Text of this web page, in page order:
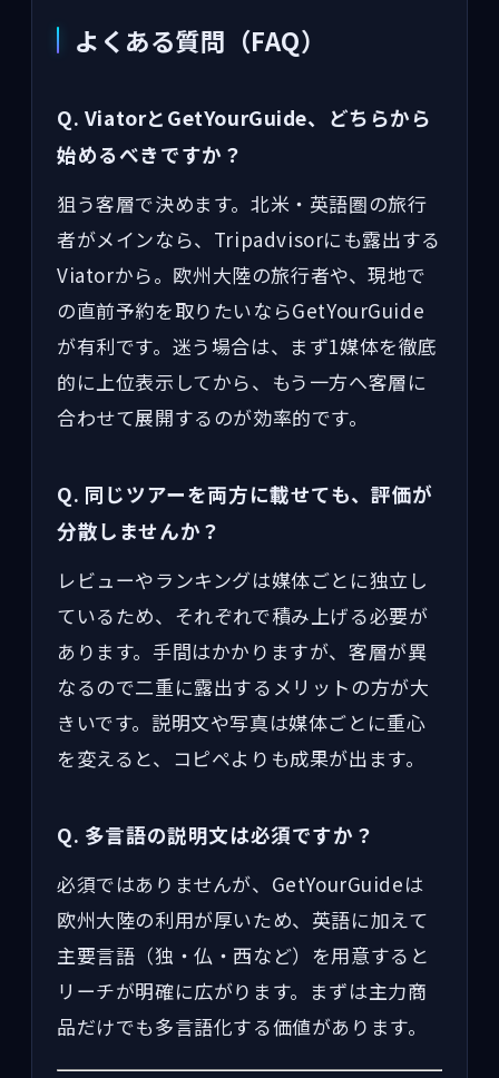
よくある質問（FAQ）
Q. ViatorとGetYourGuide、どちらから
始めるべきですか？
狙う客層で決めます。北米・英語圏の旅行
者がメインなら、Tripadvisorにも露出する
Viatorから。欧州大陸の旅行者や、現地で
の直前予約を取りたいならGetYourGuide
が有利です。迷う場合は、まず1媒体を徹底
的に上位表示してから、もう一方へ客層に
合わせて展開するのが効率的です。
Q. 同じツアーを両方に載せても、評価が
分散しませんか？
レビューやランキングは媒体ごとに独立し
ているため、それぞれで積み上げる必要が
あります。手間はかかりますが、客層が異
なるので二重に露出するメリットの方が大
きいです。説明文や写真は媒体ごとに重心
を変えると、コピペよりも成果が出ます。
Q. 多言語の説明文は必須ですか？
必須ではありませんが、GetYourGuideは
欧州大陸の利用が厚いため、英語に加えて
主要言語（独・仏・西など）を用意すると
リーチが明確に広がります。まずは主力商
品だけでも多言語化する価値があります。